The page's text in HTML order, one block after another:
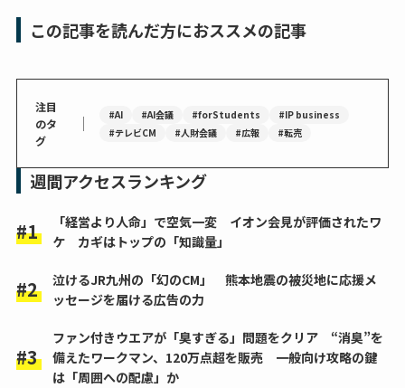
この記事を読んだ方におススメの記事
注目
のタ
グ
｜ #AI #AI会議 #forStudents
#IP business
#テレビCM
#人財会議 #広報 #転売
週間アクセスランキング
「経営より人命」で空気一変 イオン会見が評価されたワ
ケ カギはトップの「知識量」
泣けるJR九州の「幻のCM」 熊本地震の被災地に応援メ
ッセージを届ける広告の力
ファン付きウエアが「臭すぎる」問題をクリア “消臭”を
備えたワークマン、120万点超を販売 一般向け攻略の鍵
は「周囲への配慮」か